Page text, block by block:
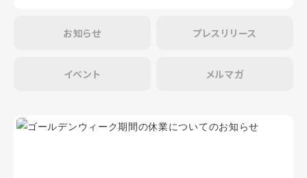
お知らせ プレスリリース
イベント メルマガ